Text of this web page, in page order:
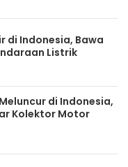
di Indonesia, Bawa
Listrik
di Indonesia,
Kolektor Motor